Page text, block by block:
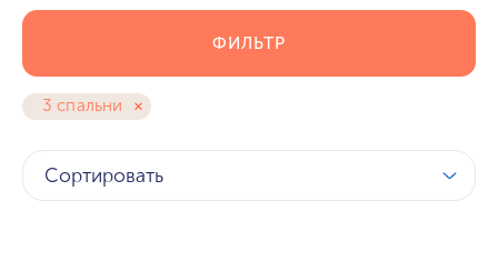
3 спальни
ФИЛЬТР
Сортировать